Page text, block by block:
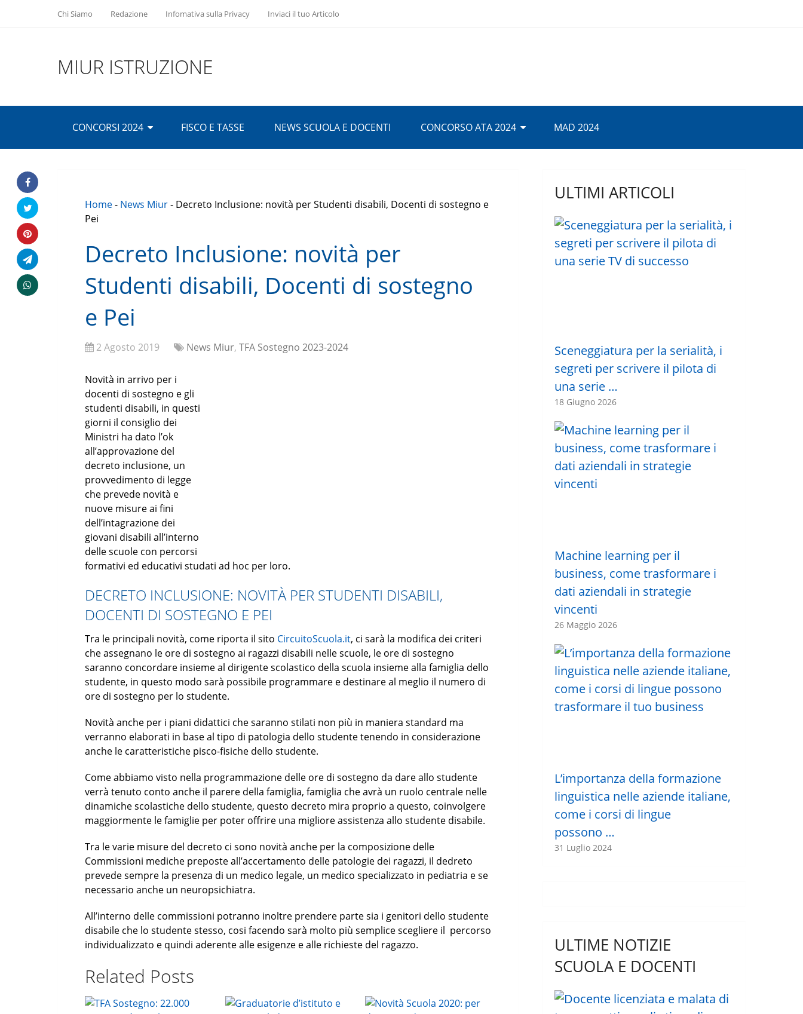
Chi Siamo Redazione Infomativa sulla Privacy Inviaci il tuo Articolo
MIUR ISTRUZIONE
CONCORSI 2024 FISCO E TASSE NEWS SCUOLA E DOCENTI CONCORSO ATA 2024 MAD 2024
Home- News Miur- Decreto Inclusione: novità per Studenti disabili, Docenti di sostegno e
Pei
Decreto Inclusione: novità per
Studenti disabili, Docenti di sostegno
e Pei
2 Agosto 2019 News Miur, TFA Sostegno 2023-2024
Novità in arrivo per i
docenti di sostegno e gli
studenti disabili, in questi
giorni il consiglio dei
Ministri ha dato l’ok
all’approvazione del
decreto inclusione, un
provvedimento di legge
che prevede novità e
nuove misure ai fini
dell’intagrazione dei
giovani disabili all’interno
delle scuole con percorsi
formativi ed educativi studati ad hoc per loro.
DECRETO INCLUSIONE: NOVITÀ PER STUDENTI DISABILI,
DOCENTI DI SOSTEGNO E PEI
Tra le principali novità, come riporta il sito CircuitoScuola.it, ci sarà la modifica dei criteri
che assegnano le ore di sostegno ai ragazzi disabili nelle scuole, le ore di sostegno
saranno concordare insieme al dirigente scolastico della scuola insieme alla famiglia dello
studente, in questo modo sarà possibile programmare e destinare al meglio il numero di
ore di sostegno per lo studente.
Novità anche per i piani didattici che saranno stilati non più in maniera standard ma
verranno elaborati in base al tipo di patologia dello studente tenendo in considerazione
anche le caratteristiche pisco-fisiche dello studente.
Come abbiamo visto nella programmazione delle ore di sostegno da dare allo studente
verrà tenuto conto anche il parere della famiglia, famiglia che avrà un ruolo centrale nelle
dinamiche scolastiche dello studente, questo decreto mira proprio a questo, coinvolgere
maggiormente le famiglie per poter offrire una migliore assistenza allo studente disabile.
Tra le varie misure del decreto ci sono novità anche per la composizione delle
Commissioni mediche preposte all’accertamento delle patologie dei ragazzi, il dedreto
prevede sempre la presenza di un medico legale, un medico specializzato in pediatria e se
necessario anche un neuropsichiatra.
All’interno delle commissioni potranno inoltre prendere parte sia i genitori dello studente
disabile che lo studente stesso, cosi facendo sarà molto più semplice scegliere il percorso
individualizzato e quindi aderente alle esigenze e alle richieste del ragazzo.
Related Posts
ULTIMI ARTICOLI
Sceneggiatura per la serialità, i
segreti per scrivere il pilota di
una serie …
18 Giugno 2026
Machine learning per il
business, come trasformare i
dati aziendali in strategie
vincenti
26 Maggio 2026
L’importanza della formazione
linguistica nelle aziende italiane,
come i corsi di lingue
possono …
31 Luglio 2024
ULTIME NOTIZIE
SCUOLA E DOCENTI